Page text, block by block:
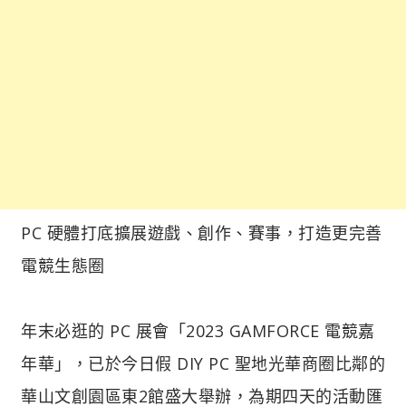
PC 硬體打底擴展遊戲、創作、賽事，打造更完善
電競生態圈
年末必逛的 PC 展會「2023 GAMFORCE 電競嘉
年華」，已於今日假 DIY PC 聖地光華商圈比鄰的
華山文創園區東2館盛大舉辦，為期四天的活動匯